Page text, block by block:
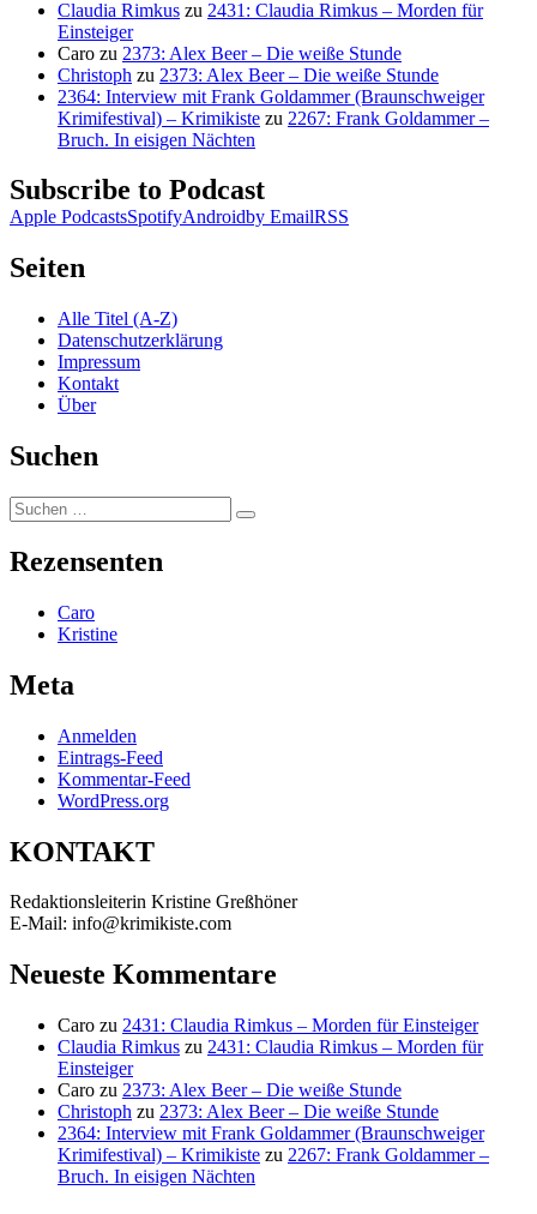
Claudia Rimkus zu 2431: Claudia Rimkus – Morden für
Einsteiger
Caro zu 2373: Alex Beer – Die weiße Stunde
Christoph zu 2373: Alex Beer – Die weiße Stunde
2364: Interview mit Frank Goldammer (Braunschweiger
Krimifestival) – Krimikiste zu 2267: Frank Goldammer –
Bruch. In eisigen Nächten
Subscribe to Podcast
Apple PodcastsSpotifyAndroidby EmailRSS
Seiten
Alle Titel (A-Z)
Datenschutzerklärung
Impressum
Kontakt
Über
Suchen
Suchen
nach:
Suchen
Rezensenten
Caro
Kristine
Meta
Anmelden
Eintrags-Feed
Kommentar-Feed
WordPress.org
KONTAKT
Redaktionsleiterin Kristine Greßhöner
E-Mail: info@krimikiste.com
Neueste Kommentare
Caro zu 2431: Claudia Rimkus – Morden für Einsteiger
Claudia Rimkus zu 2431: Claudia Rimkus – Morden für
Einsteiger
Caro zu 2373: Alex Beer – Die weiße Stunde
Christoph zu 2373: Alex Beer – Die weiße Stunde
2364: Interview mit Frank Goldammer (Braunschweiger
Krimifestival) – Krimikiste zu 2267: Frank Goldammer –
Bruch. In eisigen Nächten